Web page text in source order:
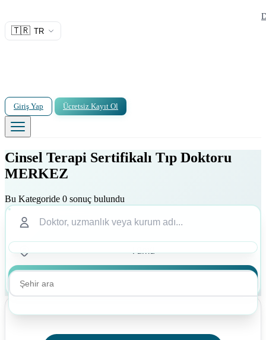
🇹🇷 TR
Giriş Yap Ücretsiz Kayıt Ol
Cinsel Terapi Sertifikalı Tıp Doktoru
MERKEZ
Bu Kategoride 0 sonuç bulundu